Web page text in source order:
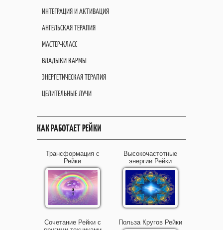
ИНТЕГРАЦИЯ И АКТИВАЦИЯ
АНГЕЛЬСКАЯ ТЕРАПИЯ
МАСТЕР-КЛАСС
ВЛАДЫКИ КАРМЫ
ЭНЕРГЕТИЧЕСКАЯ ТЕРАПИЯ
ЦЕЛИТЕЛЬНЫЕ ЛУЧИ
КАК РАБОТАЕТ РЕЙКИ
Трансформация с
Рейки
Высокочастотные
энергии Рейки
Сочетание Рейки с
Польза Кругов Рейки